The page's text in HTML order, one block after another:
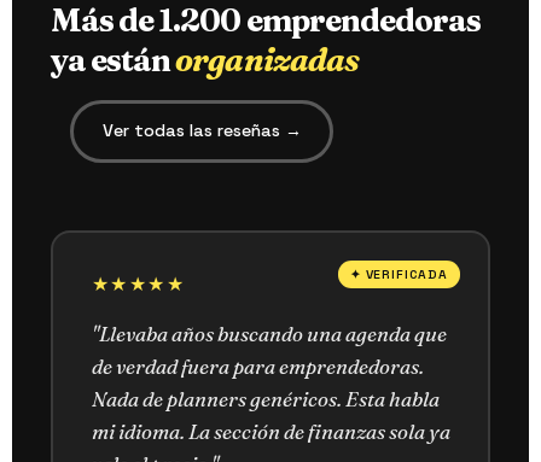
Más de 1.200 emprendedoras
ya estánorganizadas
Ver todas las reseñas →
✦ VERIFICADA
★★★★★
"Llevaba años buscando una agenda que
de verdad fuera para emprendedoras.
Nada de planners genéricos. Esta habla
mi idioma. La sección de finanzas sola ya